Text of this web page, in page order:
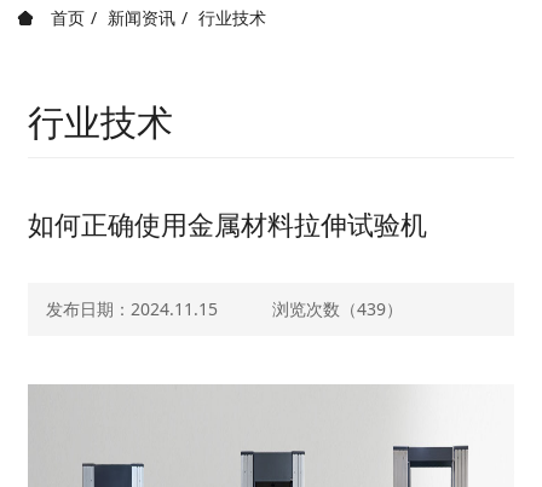
首页 新闻资讯 行业技术
行业技术
如何正确使用金属材料拉伸试验机
发布日期：2024.11.15 浏览次数（439）